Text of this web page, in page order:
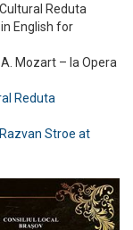
Reduta
English for
Mozart – la Opera
Reduta
Stroe at